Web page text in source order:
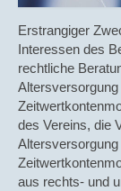
Erstrangiger
Interessen des
rechtliche
des Vereins, die
aus rechts- und